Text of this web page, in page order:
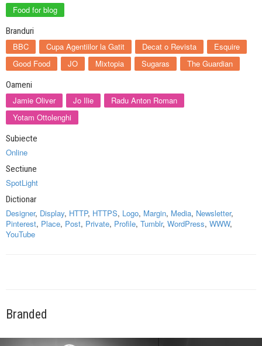
Food for blog
Branduri
BBC Cupa Agentiilor la Gatit Decat o Revista
Esquire
Good Food
JO Mixtopia Sugaras The Guardian
Oameni
Jamie Oliver Jo Ilie
Radu Anton Roman
Yotam Ottolenghi
Subiecte
Online
Sectiune
SpotLight
Dictionar
Designer, Display, HTTP, HTTPS, Logo, Margin, Media, Newsletter,
Pinterest, Place, Post, Private, Profile, Tumblr, WordPress, WWW,
YouTube
Branded